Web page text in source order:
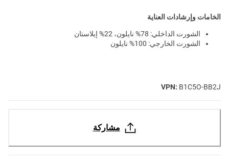
الخامات وإرشادات العناية
الشورت الداخلي: 78% نايلون، 22% إيلاستان
الشورت الخارجي: 100% نايلون
VPN: B1C5O-BB2J
مشاركة